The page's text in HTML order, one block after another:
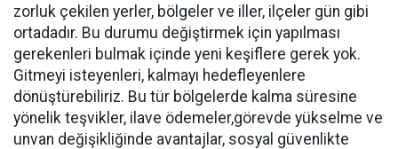
zorluk çekilen yerler, bölgeler ve iller, ilçeler gün gibi
ortadadır. Bu durumu değiştirmek için yapılması
gerekenleri bulmak içinde yeni keşiflere gerek yok.
Gitmeyi isteyenleri, kalmayı hedefleyenlere
dönüştürebiliriz. Bu tür bölgelerde kalma süresine
yönelik teşvikler, ilave ödemeler,görevde yükselme ve
unvan değişikliğinde avantajlar, sosyal güvenlikte